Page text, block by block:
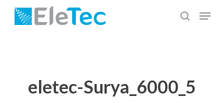
Salta
cerca
Menu
eletec-Surya_6000_5